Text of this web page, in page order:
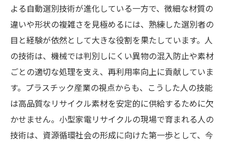
よる自動選別技術が進化している一方で、微細な材質の
違いや形状の複雑さを見極めるには、熟練した選別者の
目と経験が依然として大きな役割を果たしています。人
の技術は、機械では判別しにくい異物の混入防止や素材
ごとの適切な処理を支え、再利用率向上に貢献していま
す。プラスチック産業の視点からも、こうした人の技能
は高品質なリサイクル素材を安定的に供給するために欠
かせません。小型家電リサイクルの現場で育まれる人の
技術は、資源循環社会の形成に向けた第一歩として、今